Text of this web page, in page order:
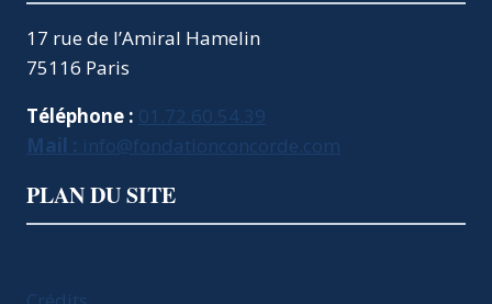
17 rue de l’Amiral Hamelin
75116 Paris
Téléphone : 01.72.60.54.39
Mail : info@fondationconcorde.com
PLAN DU SITE